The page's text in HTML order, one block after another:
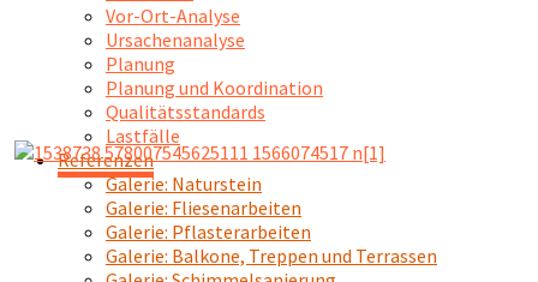
Vor-Ort-Analyse
Ursachenanalyse
Planung
Planung und Koordination
Qualitätsstandards
Lastfälle
Referenzen
Galerie: Naturstein
Galerie: Fliesenarbeiten
Galerie: Pflasterarbeiten
Galerie: Balkone, Treppen und Terrassen